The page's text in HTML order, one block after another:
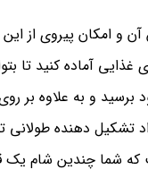
و امکان پیروی از
غذایی آماده کنید تا
برسید و به علاوه بر
تشکیل دهنده طولانی
که شما چندین شام یک